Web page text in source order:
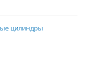
цилиндры